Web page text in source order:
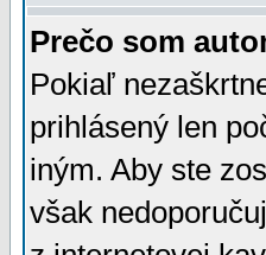
Prečo som
Pokiaľ
prihlásený len
iným. Aby ste
však